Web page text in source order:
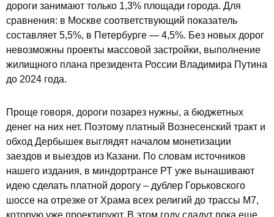
дороги занимают только 1,3% площади города. Для
сравнения: в Москве соответствующий показатель
составляет 5,5%, в Петербурге — 4,5%. Без новых дорог
невозможны проекты массовой застройки, выполнение
жилищного плана президента России Владимира Путина
до 2024 года.
Проще говоря, дороги позарез нужны, а бюджетных
денег на них нет. Поэтому платный Вознесенский тракт и
обход Дербышек выглядят началом монетизации
заездов и выездов из Казани. По словам источников
нашего издания, в миндортрансе РТ уже вынашивают
идею сделать платной дорогу – дублер Горьковского
шоссе на отрезке от Храма всех религий до трассы М7,
которую уже проектируют. В этом году сдадут пока еще